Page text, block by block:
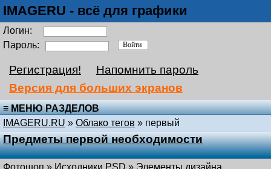
IMAGERU - всё для графики
Логин:
Пароль:
Регистрация!
Напомнить пароль
Версия для больших экранов
≡ МЕНЮ РАЗДЕЛОВ
IMAGERU.RU » Облако тегов » первый
Предметы первой необходимости
Фотошоп » Исходники PSD » Элементы дизайна